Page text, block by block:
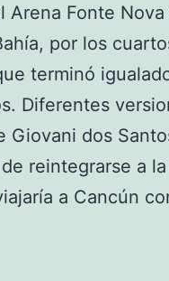
Arena Fonte Nova
por los
terminó
Diferentes
Giovani dos
reintegrarse a
a Cancún